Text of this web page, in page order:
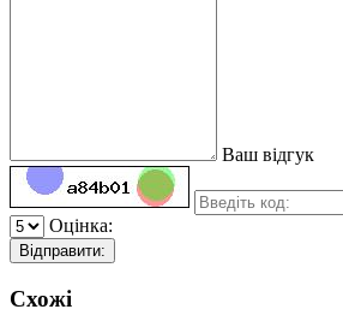
Ваш відгук
Оцінка:
Відправити:
Схожі